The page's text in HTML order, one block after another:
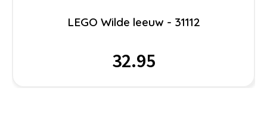
LEGO Wilde leeuw - 31112
32.95